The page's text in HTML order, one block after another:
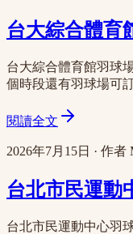
台大綜合體育
台大綜合體育館羽球
個時段還有羽球場可訂
閱讀全文
2026年7月15日 · 作者
台北市民運動
台北市民運動中心羽